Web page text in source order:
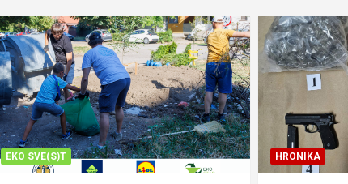
EKO SVE(S)T HRONIKA